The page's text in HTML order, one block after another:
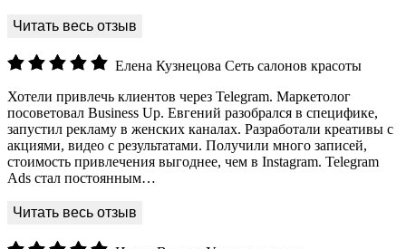
Елена Кузнецова Сеть салонов красоты
Хотели привлечь клиентов через Telegram. Маркетолог
посоветовал Business Up. Евгений разобрался в специфике,
запустил рекламу в женских каналах. Разработали креативы с
акциями, видео с результатами. Получили много записей,
стоимость привлечения выгоднее, чем в Instagram. Telegram
Ads стал постоянным…